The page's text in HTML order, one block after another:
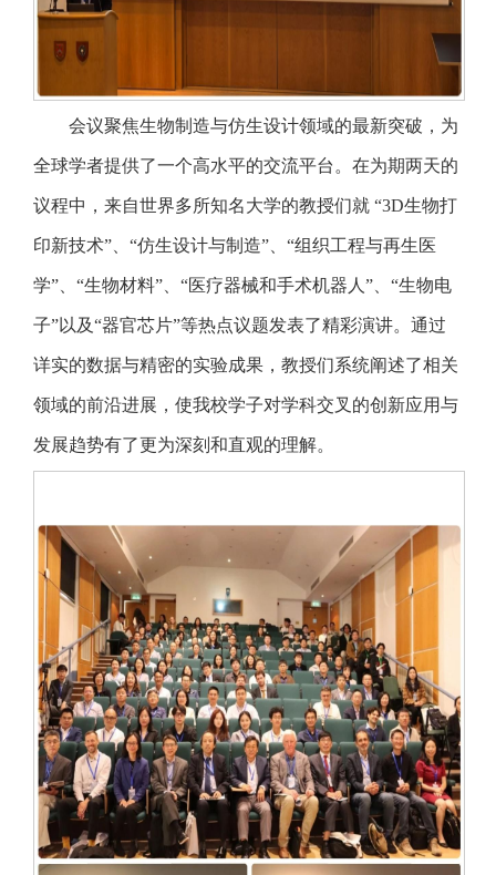
会议聚焦生物制造与仿生设计领域的最新突破，为
全球学者提供了一个高水平的交流平台。在为期两天的
议程中，来自世界多所知名大学的教授们就 “3D生物打
印新技术”、“仿生设计与制造”、“组织工程与再生医
学”、“生物材料”、“医疗器械和手术机器人”、“生物电
子”以及“器官芯片”等热点议题发表了精彩演讲。通过
详实的数据与精密的实验成果，教授们系统阐述了相关
领域的前沿进展，使我校学子对学科交叉的创新应用与
发展趋势有了更为深刻和直观的理解。